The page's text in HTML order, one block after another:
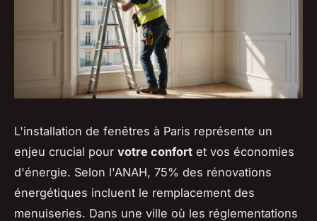
L'installation de fenêtres à Paris représente un
enjeu crucial pour votre confort et vos économies
d'énergie. Selon l'ANAH, 75% des rénovations
énergétiques incluent le remplacement des
menuiseries. Dans une ville où les réglementations